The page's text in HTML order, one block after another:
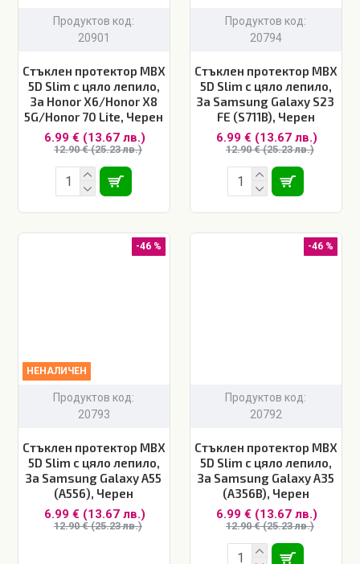
Продуктов код:
20901
Стъклен протектор MBX
5D Slim с цяло лепило,
За Honor X6/Honor X8
5G/Honor 70 Lite, Черен
6.99 € (13.67 лв.)
12.90 € (25.23 лв.)
Продуктов код:
20794
Стъклен протектор MBX
5D Slim с цяло лепило,
За Samsung Galaxy S23
FE (S711B), Черен
6.99 € (13.67 лв.)
12.90 € (25.23 лв.)
-46 %
НЕНАЛИЧЕН
Продуктов код:
20793
Стъклен протектор MBX
5D Slim с цяло лепило,
За Samsung Galaxy A55
(A556), Черен
6.99 € (13.67 лв.)
12.90 € (25.23 лв.)
-46 %
Продуктов код:
20792
Стъклен протектор MBX
5D Slim с цяло лепило,
За Samsung Galaxy A35
(A356B), Черен
6.99 € (13.67 лв.)
12.90 € (25.23 лв.)